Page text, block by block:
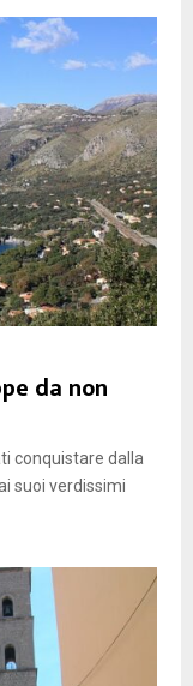
da non
conquistare dalla
suoi verdissimi